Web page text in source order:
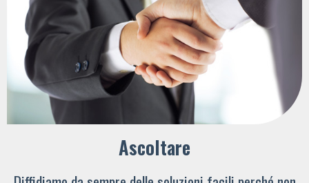
Ascoltare